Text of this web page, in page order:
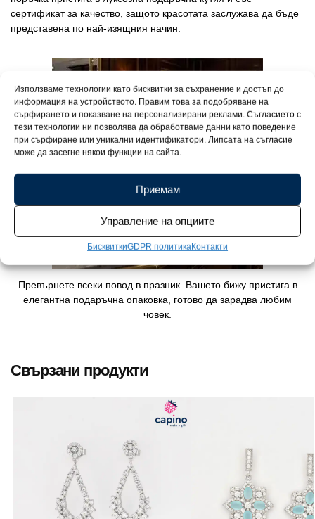
Използваме технологии като бисквитки за съхранение и достъп до
информация на устройството. Правим това за подобряване на
сърфирането и показване на персонализирани реклами. Съгласието с
тези технологии ни позволява да обработваме данни като поведение
при сърфиране или уникални идентификатори. Липсата на съгласие
може да засегне някои функции на сайта.
Приемам
Управление на опциите
БисквиткиGDPR политикаКонтакти
сертификат за качество, защото красотата заслужава да бъде
представена по най-изящния начин.
Превърнете всеки повод в празник. Вашето бижу пристига в
елегантна подаръчна опаковка, готово да зарадва любим
човек.
Свързани продукти